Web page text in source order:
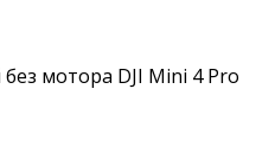
мотора DJI Mini 4 Pro